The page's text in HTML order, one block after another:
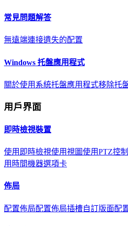
常見問題解答
無遠端連接遺失的配置
Windows 托盤應用程式
關於使用系統托盤應用程式移除托
用戶界面
即時檢視裝置
使用即時檢視使用視圖使用PTZ控
用時間機器選項卡
佈局
配置佈局配置佈局插槽自訂版面配